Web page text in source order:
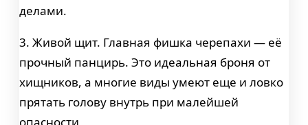
делами.
3. Живой щит. Главная фишка черепахи — её
прочный панцирь. Это идеальная броня от
хищников, а многие виды умеют еще и ловко
прятать голову внутрь при малейшей